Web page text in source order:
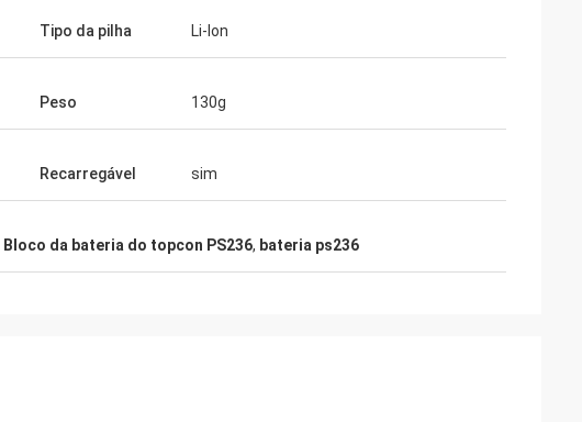
Tipo da pilha Li-lon
Peso 130g
Recarregável sim
Bloco da bateria do topcon PS236, bateria ps236